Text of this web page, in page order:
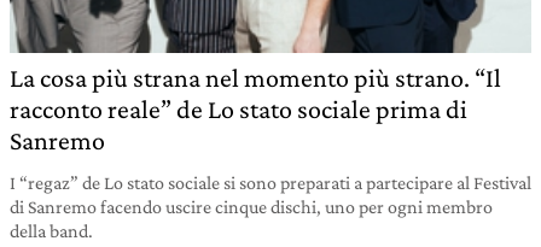
La cosa più strana nel momento più strano. “Il
racconto reale” de Lo stato sociale prima di
Sanremo
I “regaz” de Lo stato sociale si sono preparati a partecipare al Festival
di Sanremo facendo uscire cinque dischi, uno per ogni membro
della band.